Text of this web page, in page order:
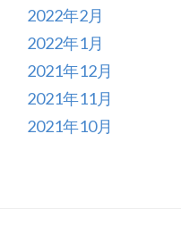
2022年2月
2022年1月
2021年12月
2021年11月
2021年10月